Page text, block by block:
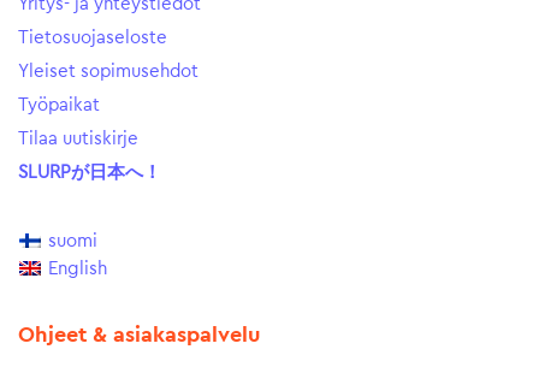
Yritys- ja yhteystiedot
Tietosuojaseloste
Yleiset sopimusehdot
Työpaikat
Tilaa uutiskirje
SLURPが日本へ！
suomi
English
Ohjeet & asiakaspalvelu